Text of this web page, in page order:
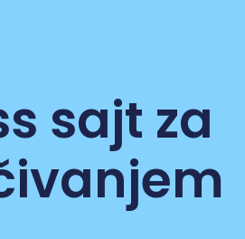
sajt za